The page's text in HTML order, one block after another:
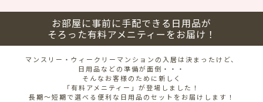
お部屋に事前に手配できる日用品が
そろった有料アメニティーをお届け！
マンスリー・ウィークリーマンションの入居は決まったけど、
日用品などの準備が面倒・・・
そんなお客様のために新しく
「有料アメニティー」が登場しました！
長期～短期で選べる便利な日用品のセットをお届けします！